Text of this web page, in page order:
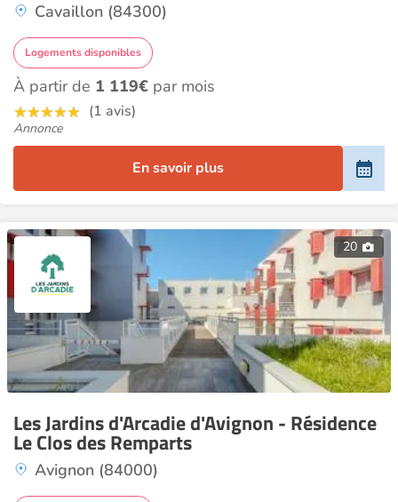
Cavaillon (84300)
Logements disponibles
À partir de 1 119€ par mois
(1 avis)
Annonce
En savoir plus
20
Les Jardins d'Arcadie d'Avignon - Résidence
Le Clos des Remparts
Avignon (84000)